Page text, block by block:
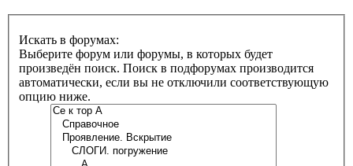
Искать в форумах:
Выберите форум или форумы, в которых будет
произведён поиск. Поиск в подфорумах производится
автоматически, если вы не отключили соответствующую
опцию ниже.